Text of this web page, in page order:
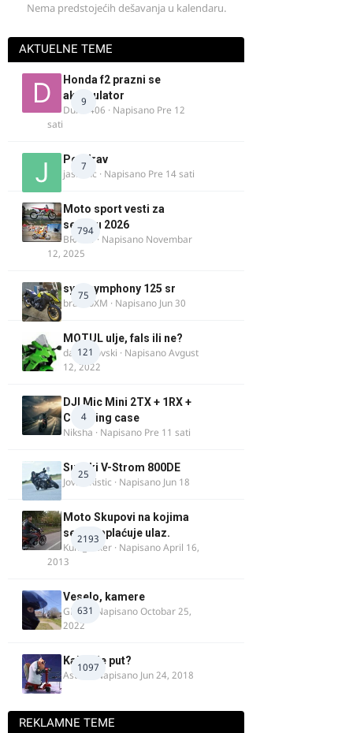
Nema predstojećih dešavanja u kalendaru.
AKTUELNE TEME
9
Honda f2 prazni se
akomulator
Dule1406 · Napisano Pre 12
sati
7
Pozdrav
jasminc · Napisano Pre 14 sati
794
Moto sport vesti za
sezonu 2026
BRACO · Napisano Novembar
12, 2025
75
sym symphony 125 sr
brankoXM · Napisano Jun 30
121
MOTUL ulje, fals ili ne?
dalipopovski · NapisanoAvgust
12, 2022
4
DJI Mic Mini 2TX + 1RX +
Charging case
Niksha · Napisano Pre 11 sati
25
Suzuki V-Strom 800DE
Jovan Ristic · Napisano Jun 18
2193
Moto Skupovi na kojima
se ne naplaćuje ulaz.
Kum_Mixer · NapisanoApril 16,
2013
631
Veselo, kamere
GR 46· NapisanoOctobar 25,
2022
1097
Kakav je put?
Astral· Napisano Jun 24, 2018
REKLAMNE TEME